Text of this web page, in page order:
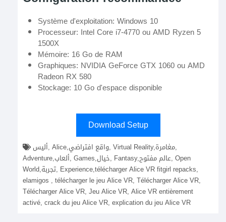
Système d'exploitation: Windows 10
Processeur: Intel Core i7-4770 ou AMD Ryzen 5
1500X
Mémoire: 16 Go de RAM
Graphiques: NVIDIA GeForce GTX 1060 ou AMD
Radeon RX 580
Stockage: 10 Go d'espace disponible
Download Setup
Adventure,ألعاب, Games,خيال, Fantasy,عالم مفتوح, Open
World,تجربة, Experience,télécharger Alice VR fitgirl repacks,
elamigos , télécharger le jeu Alice VR, Télécharger Alice VR,
Télécharger Alice VR, Jeu Alice VR, Alice VR entièrement
activé, crack du jeu Alice VR, explication du jeu Alice VR